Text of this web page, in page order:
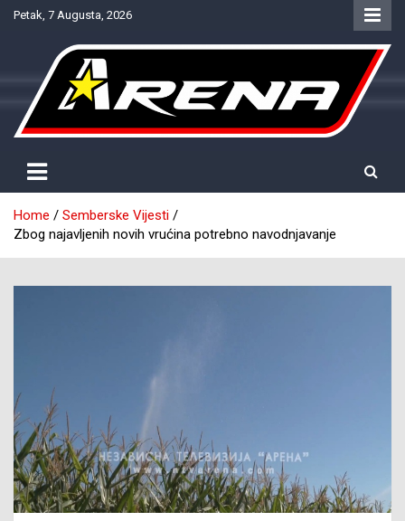
SkipPetak, 7 Augusta, 2026
NTV Arena
Home
Semberske Vijesti
Zbog najavljenih novih vrućina potrebno navodnjavanje